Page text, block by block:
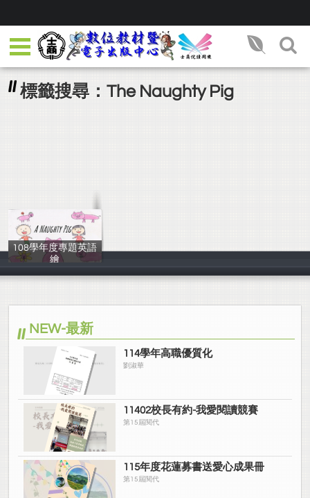
標籤搜尋：The Naughty Pig
108學年度專題英語
繪
108學年度 3年1
NEW-最新
114學年高職優質化
劉淑華
11402校長有約-我愛閱讀競賽
第15屆閱代
115年度花蓮募書送愛心成果冊
第15屆閱代